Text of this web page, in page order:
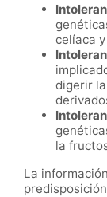
celíaca
digerir
la
La